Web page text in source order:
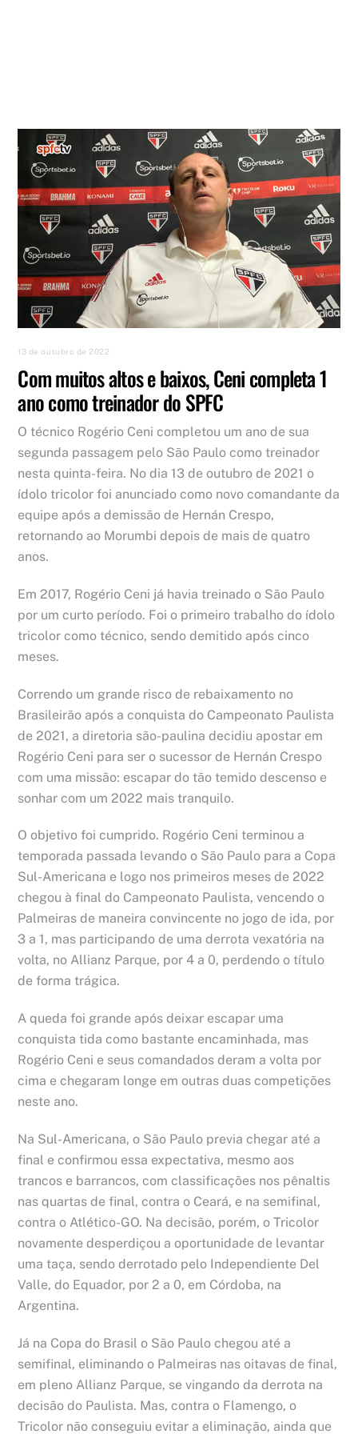
13 de outubro de 2022
Com muitos altos e baixos, Ceni completa 1
ano como treinador do SPFC
O técnico Rogério Ceni completou um ano de sua
segunda passagem pelo São Paulo como treinador
nesta quinta-feira. No dia 13 de outubro de 2021 o
ídolo tricolor foi anunciado como novo comandante da
equipe após a demissão de Hernán Crespo,
retornando ao Morumbi depois de mais de quatro
anos.
Em 2017, Rogério Ceni já havia treinado o São Paulo
por um curto período. Foi o primeiro trabalho do ídolo
tricolor como técnico, sendo demitido após cinco
meses.
Correndo um grande risco de rebaixamento no
Brasileirão após a conquista do Campeonato Paulista
de 2021, a diretoria são-paulina decidiu apostar em
Rogério Ceni para ser o sucessor de Hernán Crespo
com uma missão: escapar do tão temido descenso e
sonhar com um 2022 mais tranquilo.
O objetivo foi cumprido. Rogério Ceni terminou a
temporada passada levando o São Paulo para a Copa
Sul-Americana e logo nos primeiros meses de 2022
chegou à final do Campeonato Paulista, vencendo o
Palmeiras de maneira convincente no jogo de ida, por
3 a 1, mas participando de uma derrota vexatória na
volta, no Allianz Parque, por 4 a 0, perdendo o título
de forma trágica.
A queda foi grande após deixar escapar uma
conquista tida como bastante encaminhada, mas
Rogério Ceni e seus comandados deram a volta por
cima e chegaram longe em outras duas competições
neste ano.
Na Sul-Americana, o São Paulo previa chegar até a
final e confirmou essa expectativa, mesmo aos
trancos e barrancos, com classificações nos pênaltis
nas quartas de final, contra o Ceará, e na semifinal,
contra o Atlético-GO. Na decisão, porém, o Tricolor
novamente desperdiçou a oportunidade de levantar
uma taça, sendo derrotado pelo Independiente Del
Valle, do Equador, por 2 a 0, em Córdoba, na
Argentina.
Já na Copa do Brasil o São Paulo chegou até a
semifinal, eliminando o Palmeiras nas oitavas de final,
em pleno Allianz Parque, se vingando da derrota na
decisão do Paulista. Mas, contra o Flamengo, o
Tricolor não conseguiu evitar a eliminação, ainda que